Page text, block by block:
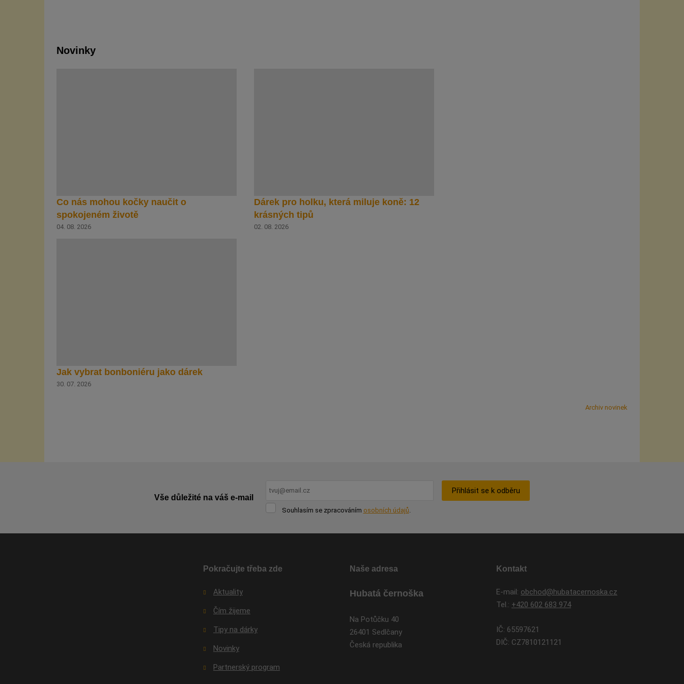
Novinky
Co nás mohou kočky naučit o
spokojeném životě
04. 08. 2026
Dárek pro holku, která miluje koně: 12
krásných tipů
02. 08. 2026
Jak vybrat bonboniéru jako dárek
30. 07. 2026
Archiv novinek
Vše důležité na váš e-mail
Souhlasím
osobních
Souhlasím se zpracováním osobních údajů
Přihlásit se k odběru
odeslat.
Pokračujte třeba zde
Aktuality
Čím žijeme
Tipy na dárky
Novinky
Partnerský program
Naše adresa
Hubatá černoška
Na Potůčku 40
26401 Sedlčany
Česká republika
Kontakt
E-mail: obchod@hubatacernoska.cz
Tel.: +420 602 683 974
IČ: 65597621
DIČ: CZ7810121121